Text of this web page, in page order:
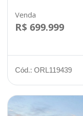
Venda
R$ 699.999
Cód.: ORL119439